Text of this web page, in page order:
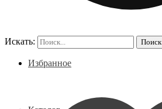
Искать: Поиск
Избранное